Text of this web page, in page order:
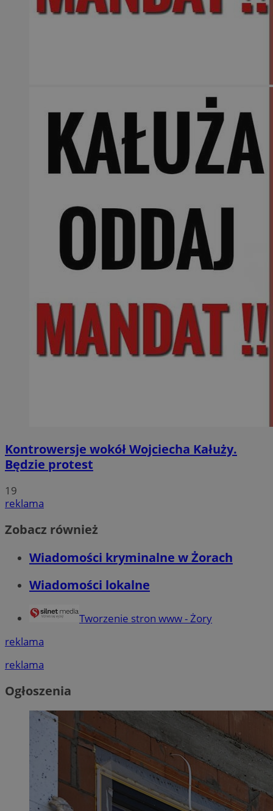
Kontrowersje wokół Wojciecha Kałuży.
Będzie protest
19
reklama
Zobacz również
Wiadomości kryminalne w Żorach
Wiadomości lokalne
Tworzenie stron www - Żory
reklama
reklama
Ogłoszenia